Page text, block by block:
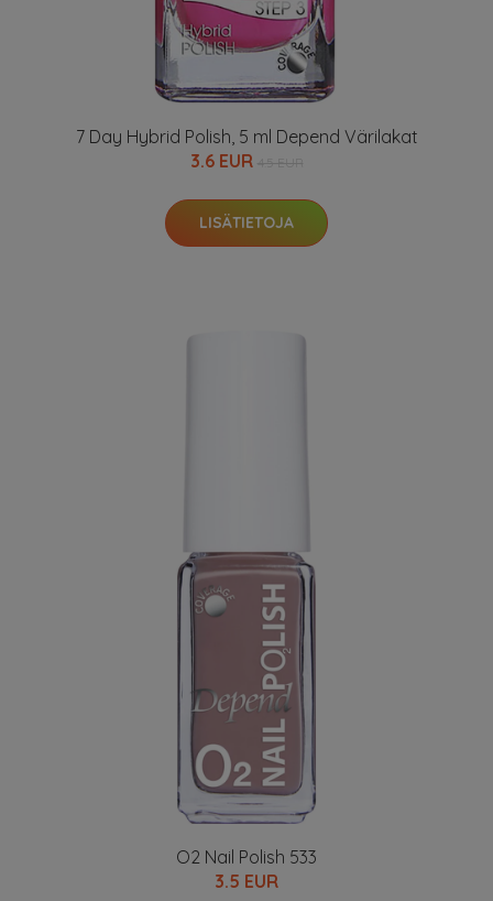
7 Day Hybrid Polish, 5 ml Depend Värilakat
3.6 EUR
LISÄTIETOJA
O2 Nail Polish 533
3.5 EUR